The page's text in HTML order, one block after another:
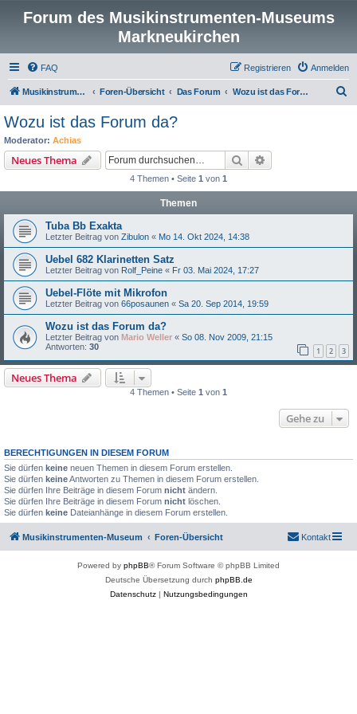
Forum des Musikinstrumenten-Museums
Markneukirchen
FAQ Anmelden
Registrieren
Musikinstrumenten-Museum Foren-Übersicht Das Forum Wozu ist das Forum da?
Wozu ist das Forum da?
Moderator: Achias
Neues Thema Suche
4 Themen • Seite 1 von 1
Themen
Tuba Bb Exakta
Letzter Beitrag von Zibulon « Mo 14. Okt 2024, 14:38
Uebel 682 Klarinetten Satz
Letzter Beitrag von Rolf_Peine « Fr 03. Mai 2024, 17:27
Uebel-Flöte mit Mikrofon
Letzter Beitrag von 66posaunen « Sa 20. Sep 2014, 19:59
Wozu ist das Forum da?
Letzter Beitrag von Mario Weller « So 08. Nov 2009, 21:15
Antworten: 30 1 2 3
Neues Thema
4 Themen • Seite 1 von 1
Gehe zu
BERECHTIGUNGEN IN DIESEM FORUM
Sie dürfen keine neuen Themen in diesem Forum erstellen.
Sie dürfen keineAntworten zu Themen in diesem Forum erstellen.
Sie dürfen Ihre Beiträge in diesem Forum nicht ändern.
Sie dürfen Ihre Beiträge in diesem Forum nicht löschen.
Sie dürfen keine Dateianhänge in diesem Forum erstellen.
Musikinstrumenten-Museum Foren-Übersicht Kontakt
Powered by phpBB® Forum Software © phpBB Limited
Deutsche Übersetzung durch phpBB.de
Datenschutz| Nutzungsbedingungen